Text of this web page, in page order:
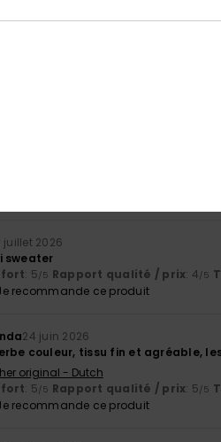
juillet 2026
sweater
: 5/5 Rapport qualité / prix: 4/5
recommande ce produit
24 juin 2026
couleur, tissu fin et agréable,
original - Dutch
: 5/5 Rapport qualité / prix: 5/5
recommande ce produit